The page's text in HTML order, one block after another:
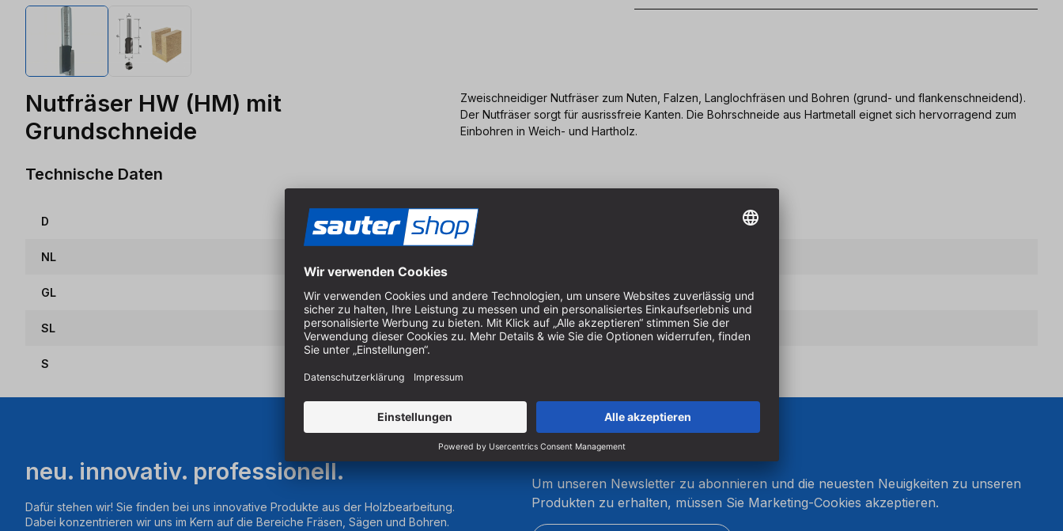
Nutfräser HW (HM) mit
Grundschneide
Zweischneidiger Nutfräser zum Nuten, Falzen, Langlochfräsen und Bohren (grund- und flankenschneidend).
Der Nutfräser sorgt für ausrissfreie Kanten. Die Bohrschneide aus Hartmetall eignet sich hervorragend zum
Einbohren in Weich- und Hartholz.
Technische Daten
D 12 mm
NL
GL 52 mm
SL 32 mm
S
neu. innovativ. professionell.
Dafür stehen wir! Sie finden bei uns innovative Produkte aus der Holzbearbeitung.
Dabei konzentrieren wir uns im Kern auf die Bereiche Fräsen, Sägen und Bohren.
Um unseren Newsletter zu abonnieren und die neuesten Neuigkeiten zu unseren
Produkten zu erhalten, müssen Sie Marketing-Cookies akzeptieren.